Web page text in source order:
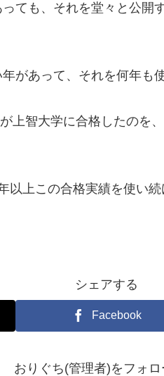
ても、それを堂々と公開
があって、それを何年も
上智大学に合格したのを
以上この合格実績を使い続
シェアする
Facebook
おりぐち(管理者)をフォロ